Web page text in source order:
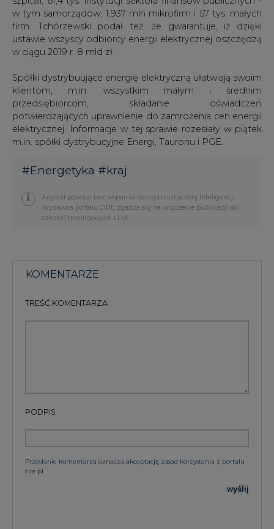
Artykuł powstał bez wsparcia narzędzi sztucznej inteligencji.
Wydawca portalu CIRE zgadza się na włączenie publikacji do
szkoleń treningowych LLM.
KOMENTARZE
TREŚĆ KOMENTARZA
Przesłanie komentarza oznacza akceptację zasad korzystania z portalu
postaci newslettera pocztą elektroniczną od
Agencji Rynku Energii S.A z siedzibą w